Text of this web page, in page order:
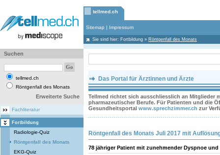
tellmed.ch
Sitemap | Impressum
Sie sind hier: Fortbildung » Röntgenfall des Monats
Suchen
tellmed.ch
Röntgenfall des Monats
Erweiterte Suche
Fachliteratur
Fortbildung
Radiologie-Quiz
Röntgenfall des Monats
EKG-Quiz
Das Portal für Ärztinnen und Ärzte
Tellmed richtet sich ausschliesslich an Mitglieder
pharmazeutischer Berufe. Für Patienten und die
Gesundheitsportal www.sprechzimmer.ch zur
Röntgenfall des Monats Juli 2017 mit
78 jähriger Patient mit zunehmender Dyspnoe